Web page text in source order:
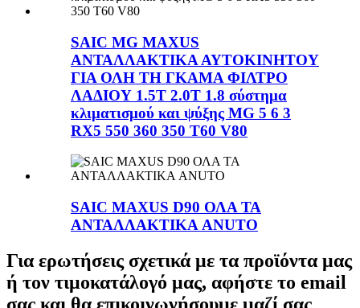
SAIC MG MAXUS
ΑΝΤΑΛΛΑΚΤΙΚΑ ΑΥΤΟΚΙΝΗΤΟΥ
ΓΙΑ ΟΛΗ ΤΗ ΓΚΑΜΑ ΦΙΛΤΡΟ
ΛΑΔΙΟΥ 1.5T 2.0T 1.8 σύστημα
κλιματισμού και ψύξης MG 5 6 3
RX5 550 360 350 T60 V80
SAIC MAXUS D90 ΟΛΑ ΤΑ
ΑΝΤΑΛΛΑΚΤΙΚΑ ANUTO
Για ερωτήσεις σχετικά με τα προϊόντα μας
ή τον τιμοκατάλογό μας, αφήστε το email